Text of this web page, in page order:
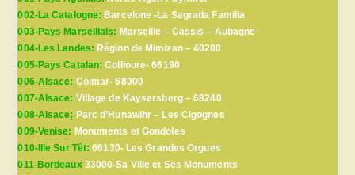
002-La Catalogne: Barcelone -La Sagrada Familia
003-Pays Marseillais: Marseille – Cassis – Aubagne
004-Les Landes: Région de Mimizan – 40200
005-Pays Catalan:Collioure- 66190
006-Alsace: Colmar- 68000
007-Alsace: Village de Kaysersberg – 68240
008-Alsace; Parc d’Hunawihr – Les Cigognes
009-Venise: Monuments et Gondoles
010-Ille Sur Têt:66130- Les Grandes Orgues
011-Bordeaux33000-Sa Ville et Ses Monuments